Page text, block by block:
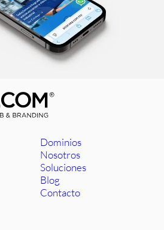
Dominios
Nosotros
Soluciones
Blog
Contacto